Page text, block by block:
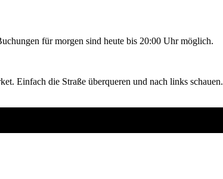
für morgen sind heute bis 20:00 Uhr möglich.
Einfach die Straße überqueren und nach links schauen.